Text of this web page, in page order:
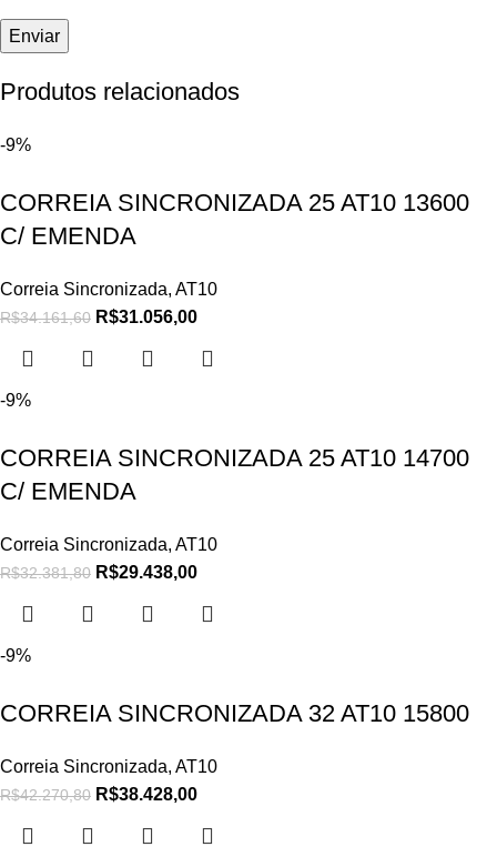
Produtos relacionados
-9%
CORREIA SINCRONIZADA 25 AT10 13600
C/ EMENDA
Correia Sincronizada, AT10
R$34.161,60 R$31.056,00
-9%
CORREIA SINCRONIZADA 25 AT10 14700
C/ EMENDA
Correia Sincronizada, AT10
R$32.381,80 R$29.438,00
-9%
CORREIA SINCRONIZADA 32 AT10 15800
Correia Sincronizada, AT10
R$42.270,80 R$38.428,00